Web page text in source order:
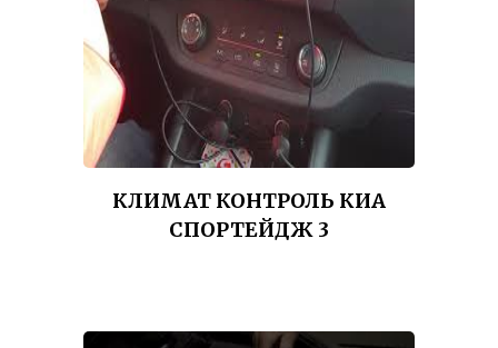
КЛИМАТ КОНТРОЛЬ КИА
СПОРТЕЙДЖ 3